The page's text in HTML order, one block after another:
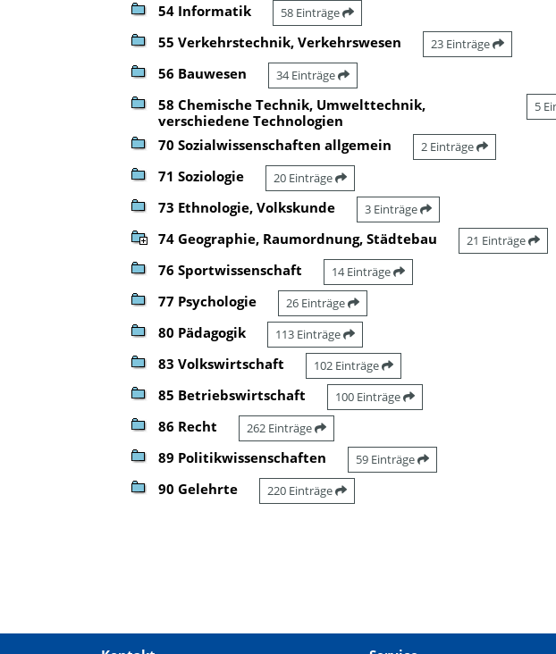
54 Informatik 58 Einträge
55 Verkehrstechnik, Verkehrswesen 23 Einträge
56 Bauwesen 34 Einträge
58 Chemische Technik, Umwelttechnik,
verschiedene Technologien
5
70 Sozialwissenschaften allgemein 2 Einträge
71 Soziologie 20 Einträge
73 Ethnologie, Volkskunde 3 Einträge
74 Geographie, Raumordnung, Städtebau 21 Einträge
76 Sportwissenschaft 14 Einträge
77 Psychologie 26 Einträge
80 Pädagogik 113 Einträge
83 Volkswirtschaft 102 Einträge
85 Betriebswirtschaft 100 Einträge
86 Recht 262 Einträge
89 Politikwissenschaften 59 Einträge
90 Gelehrte 220 Einträge